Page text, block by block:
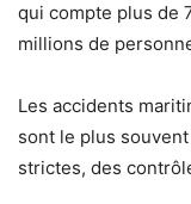
qui compte plus de
millions de
Les accidents
sont le plus
strictes, des